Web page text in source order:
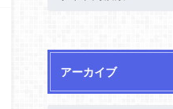
アーカイブ